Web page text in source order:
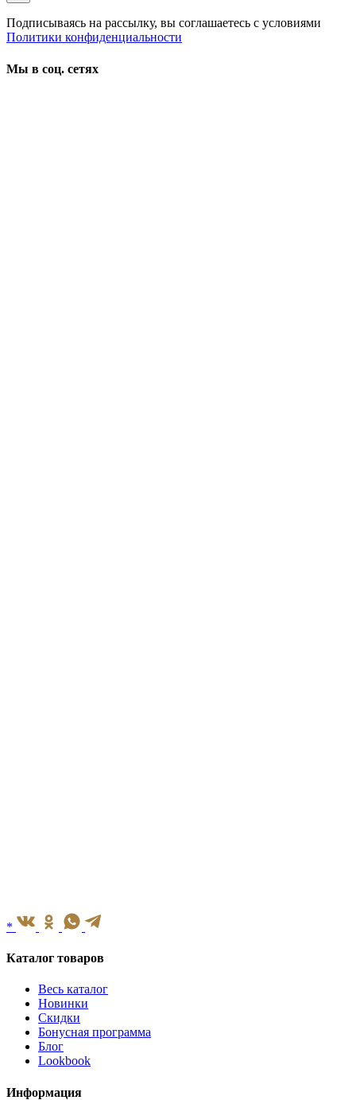
Подписываясь на рассылку, вы соглашаетесь с условиями
Политики конфиденциальности
Мы в соц. сетях
*
Каталог товаров
Весь каталог
Новинки
Скидки
Бонусная программа
Блог
Lookbook
Информация